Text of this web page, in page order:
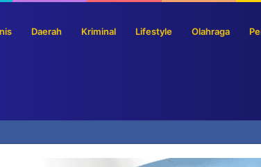
Daerah Kriminal Lifestyle Olahraga
Hindarkan Ketergantungan Anak Pada Gadget